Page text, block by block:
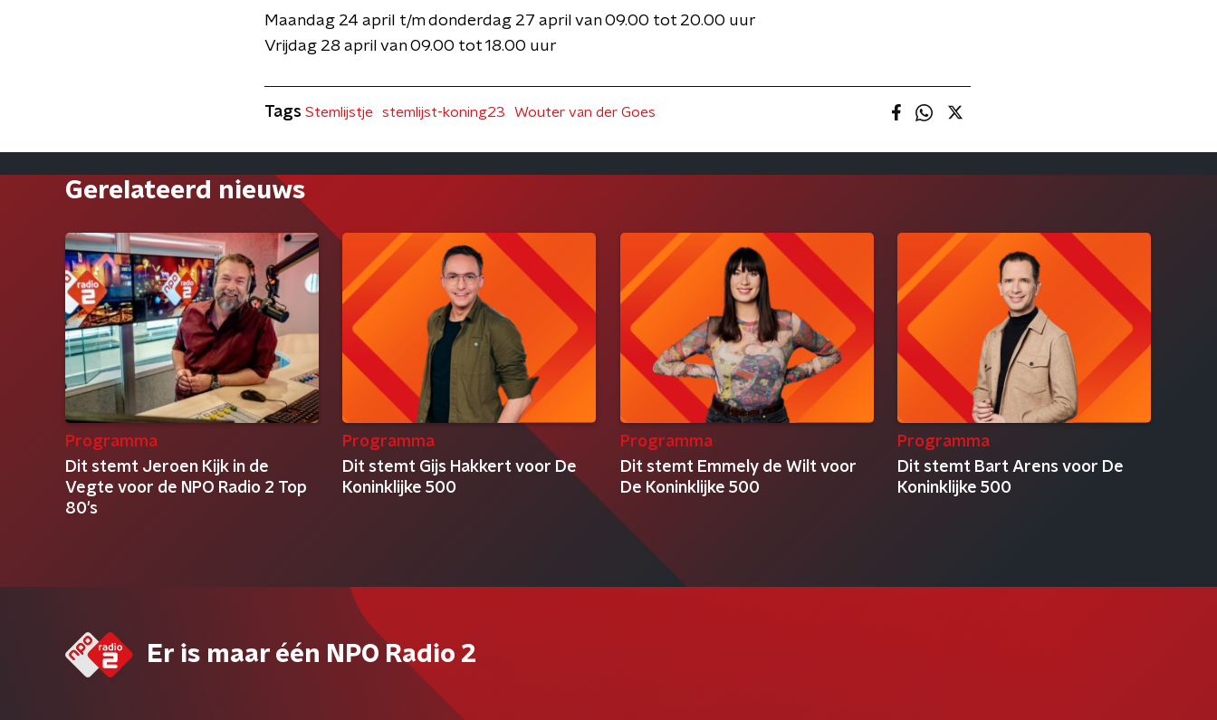
Maandag 24 april t/m donderdag 27 april van 09.00 tot 20.00 uur
Vrijdag 28 april van 09.00 tot 18.00 uur
Tags Stemlijstje stemlijst-koning23 Wouter van der Goes
Gerelateerd nieuws
Programma
Dit stemt Jeroen Kijk in de
Vegte voor de NPO Radio 2 Top
80's
Programma
Dit stemt Gijs Hakkert voor De
Koninklijke 500
Programma
Dit stemt Emmely de Wilt voor
De Koninklijke 500
Programma
Dit stemt Bart Arens voor De
Koninklijke 500
Er is maar één NPO Radio 2